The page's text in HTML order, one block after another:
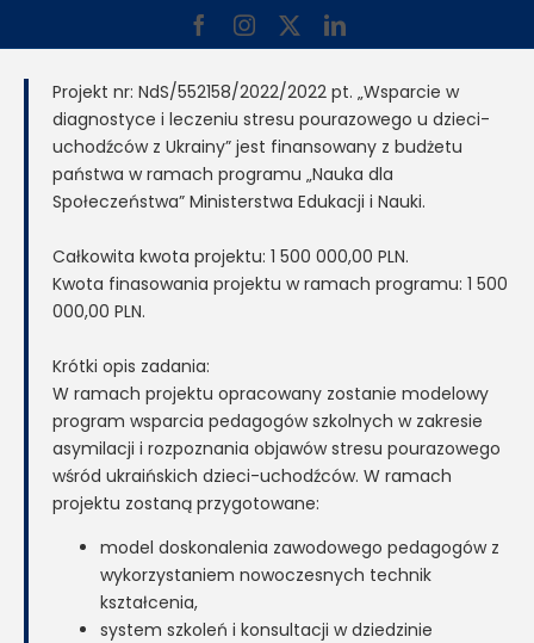
FacebookInstagram LinkedIn
Projekt nr: NdS/552158/2022/2022 pt. „Wsparcie w
diagnostyce i leczeniu stresu pourazowego u dzieci-
uchodźców z Ukrainy” jest finansowany z budżetu
państwa w ramach programu „Nauka dla
Społeczeństwa” Ministerstwa Edukacji i Nauki.
Całkowita kwota projektu: 1 500 000,00 PLN.
Kwota finasowania projektu w ramach programu: 1 500
000,00 PLN.
Krótki opis zadania:
W ramach projektu opracowany zostanie modelowy
program wsparcia pedagogów szkolnych w zakresie
asymilacji i rozpoznania objawów stresu pourazowego
wśród ukraińskich dzieci-uchodźców. W ramach
projektu zostaną przygotowane:
model doskonalenia zawodowego pedagogów z
wykorzystaniem nowoczesnych technik
kształcenia,
system szkoleń i konsultacji w dziedzinie